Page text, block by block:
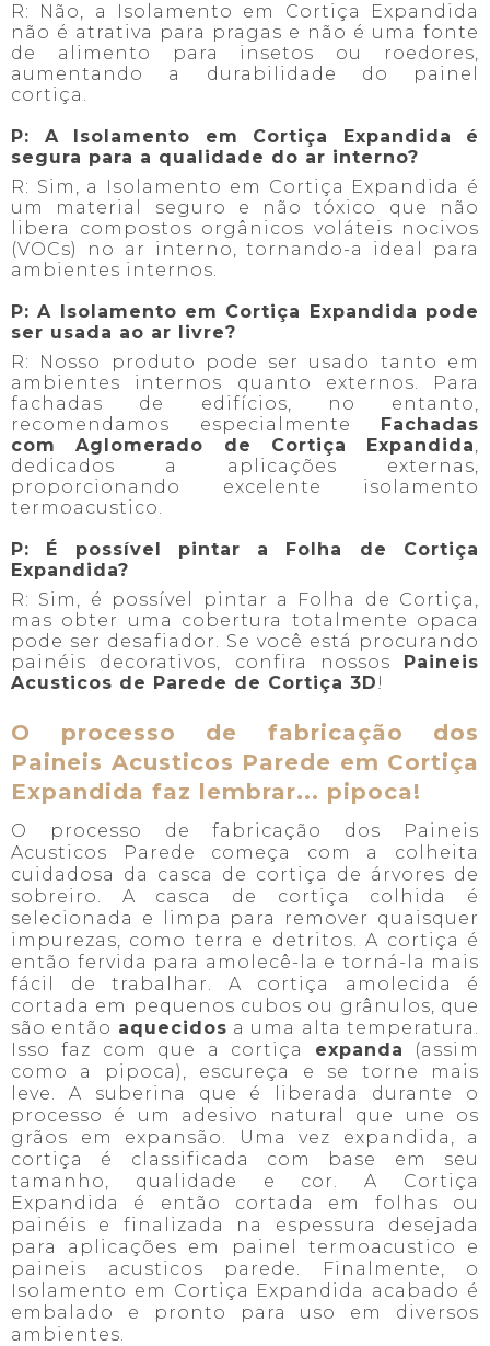
R: Não, a Isolamento em Cortiça Expandida
não é atrativa para pragas e não é uma fonte
de alimento para insetos ou roedores,
aumentando a durabilidade do painel
cortiça.
P: A Isolamento em Cortiça Expandida é
segura para a qualidade do ar interno?
R: Sim, a Isolamento em Cortiça Expandida é
um material seguro e não tóxico que não
libera compostos orgânicos voláteis nocivos
(VOCs) no ar interno, tornando-a ideal para
ambientes internos.
P: A Isolamento em Cortiça Expandida pode
ser usada ao ar livre?
R: Nosso produto pode ser usado tanto em
ambientes internos quanto externos. Para
fachadas de edifícios, no entanto,
recomendamos especialmente
Fachadas
com Aglomerado de Cortiça Expandida,
dedicados a aplicações externas,
proporcionando excelente isolamento
termoacustico.
P: É possível pintar a Folha de Cortiça
Expandida?
R: Sim, é possível pintar a Folha de Cortiça,
mas obter uma cobertura totalmente opaca
pode ser desafiador. Se você está procurando
painéis decorativos, confira nossos
Paineis
Acusticos de Parede de Cortiça 3D!
O processo de fabricação dos
Paineis Acusticos Parede em Cortiça
Expandida faz lembrar... pipoca!
O processo de fabricação dos Paineis
Acusticos Parede começa com a colheita
cuidadosa da casca de cortiça de árvores de
sobreiro. A casca de cortiça colhida é
selecionada e limpa para remover quaisquer
impurezas, como terra e detritos. A cortiça é
então fervida para amolecê-la e torná-la mais
fácil de trabalhar. A cortiça amolecida é
cortada em pequenos cubos ou grânulos, que
são então aquecidos a uma alta temperatura.
Isso faz com que a cortiça expanda (assim
como a pipoca), escureça e se torne mais
leve. A suberina que é liberada durante o
processo é um adesivo natural que une os
grãos em expansão. Uma vez expandida, a
cortiça é classificada com base em seu
tamanho, qualidade e cor. A Cortiça
Expandida é então cortada em folhas ou
painéis e finalizada na espessura desejada
para aplicações em painel termoacustico e
paineis acusticos parede. Finalmente, o
Isolamento em Cortiça Expandida acabado é
embalado e pronto para uso em diversos
ambientes.